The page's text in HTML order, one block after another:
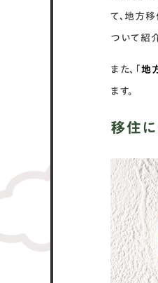
て、地方
ついて紹介
また、「 地
ます。
移住